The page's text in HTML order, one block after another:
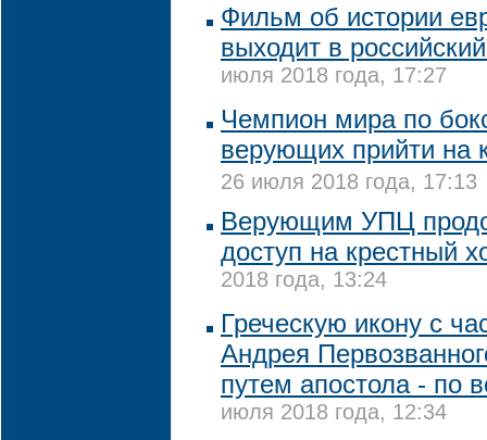
Фильм об истории
выходит в
июля 2018 года, 17:27
Чемпион мира по
верующих прийти на
26 июля 2018 года, 17:13
Верующим УПЦ
доступ на крестный
2018 года, 13:24
Греческую икону с
Андрея
путем апостола - по
июля 2018 года, 12:34